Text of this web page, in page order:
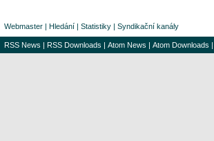
Webmaster | Hledání | Statistiky | Syndikační kanály
RSS News | RSS Downloads | Atom News | Atom Downloads |